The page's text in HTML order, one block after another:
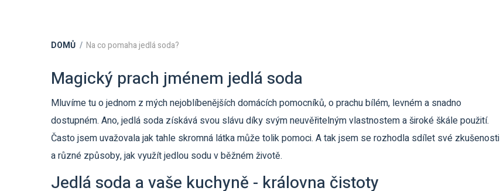
DOMŮ Na co pomaha jedlá soda?
Magický prach jménem jedlá soda
Mluvíme tu o jednom z mých nejoblíbenějších domácích pomocníků, o prachu bílém, levném a snadno
dostupném. Ano, jedlá soda získává svou slávu díky svým neuvěřitelným vlastnostem a široké škále použití.
Často jsem uvažovala jak tahle skromná látka může tolik pomoci. A tak jsem se rozhodla sdílet své zkušenosti
a různé způsoby, jak využít jedlou sodu v běžném životě.
Jedlá soda a vaše kuchyně - královna čistoty